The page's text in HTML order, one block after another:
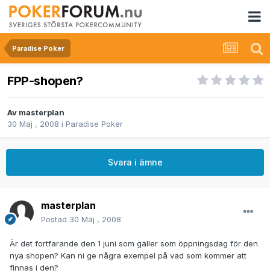
Paradise Poker
FPP-shopen?
Av masterplan
30 Maj , 2008 i Paradise Poker
Svara i ämne
masterplan
Postad 30 Maj , 2008
Är det fortfarande den 1 juni som gäller som öppningsdag för den
nya shopen? Kan ni ge några exempel på vad som kommer att
finnas i den?